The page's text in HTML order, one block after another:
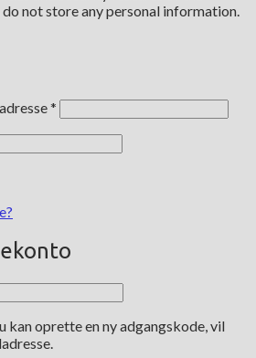
not store any personal information.
*
kan oprette en ny adgangskode, vil